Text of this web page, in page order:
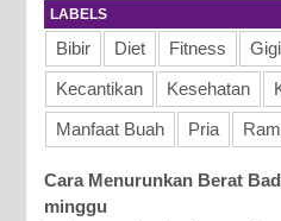
LABELS
Bibir Diet Fitness Gigi
Kecantikan
Kesehatan
Manfaat Buah
Pria
Cara Menurunkan Berat
minggu